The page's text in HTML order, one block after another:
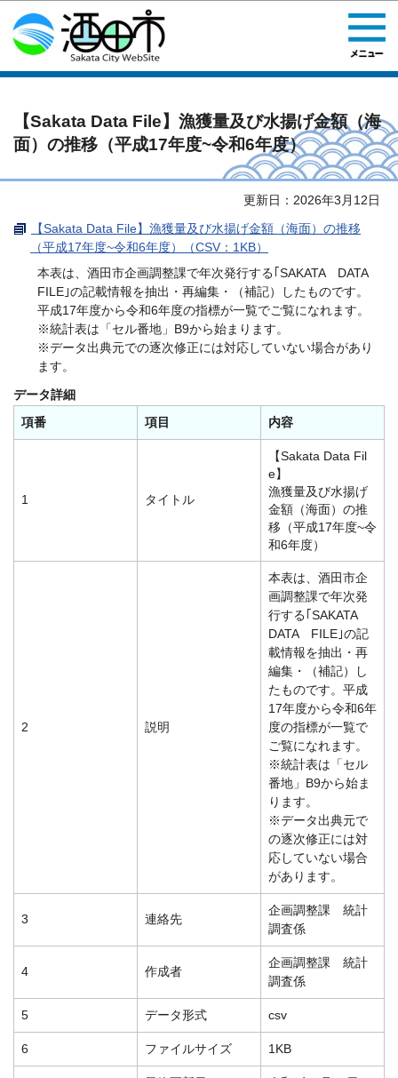
このページの本文へ移動
【Sakata Data File】漁獲量及び水揚げ金額（海
面）の推移（平成17年度~令和6年度）
更新日：2026年3月12日
【Sakata Data File】漁獲量及び水揚げ金額（海面）の推移
（平成17年度~令和6年度）（CSV：1KB）
本表は、酒田市企画調整課で年次発行する｢SAKATA DATA
FILE｣の記載情報を抽出・再編集・（補記）したものです。
平成17年度から令和6年度の指標が一覧でご覧になれます。
※統計表は「セル番地」B9から始まります。
※データ出典元での逐次修正には対応していない場合があり
ます。
データ詳細
項番
項目 内容
1 タイトル
【Sakata Data Fil
e】
漁獲量及び水揚げ
金額（海面）の推
移（平成17年度~令
和6年度）
2 説明
本表は、酒田市企
画調整課で年次発
行する｢SAKATA
DATA FILE｣の記
載情報を抽出・再
編集・（補記）し
たものです。平成
17年度から令和6年
度の指標が一覧で
ご覧になれます。
※統計表は「セル
番地」B9から始ま
ります。
※データ出典元で
の逐次修正には対
応していない場合
があります。
3 連絡先
企画調整課 統計
調査係
4 作成者
企画調整課 統計
調査係
5 データ形式 csv
6 ファイルサイズ 1KB